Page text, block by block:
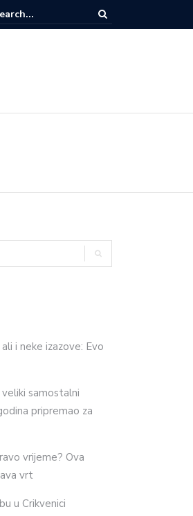
Ova greška tijekom vrućina uništava
i neke izazove: Evo
samostalni
pripremao za
vrijeme? Ova
vrt
u Crikvenici